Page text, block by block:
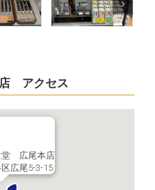
アクセス
堂 広尾本店
広尾5-3-15